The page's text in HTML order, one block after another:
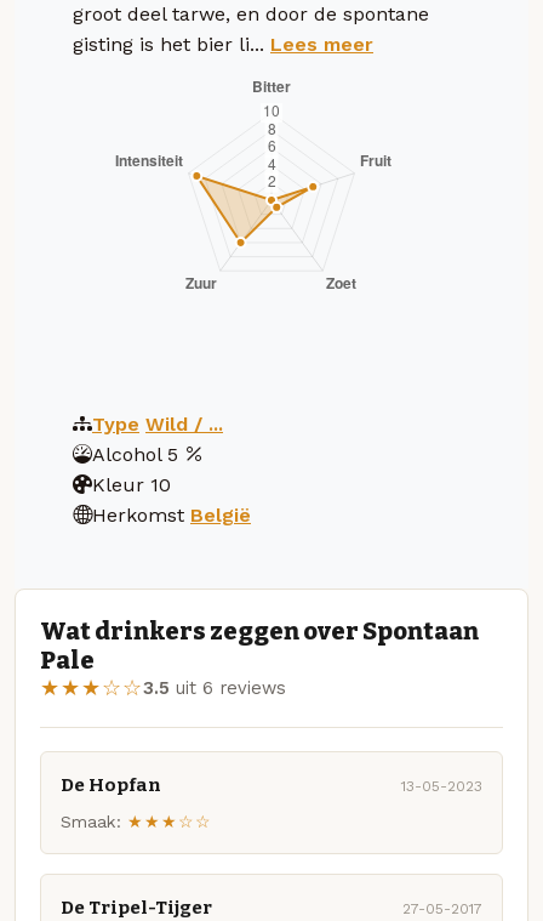
groot deel tarwe, en door de spontane
gisting is het bier li... Lees meer
Type Wild / ...
Alcohol 5
Kleur 10
Herkomst België
Wat drinkers zeggen over Spontaan
Pale
★★★☆☆3.5 uit 6 reviews
De Hopfan 13-05-2023
Smaak: ★★★☆☆
De Tripel-Tijger 27-05-2017